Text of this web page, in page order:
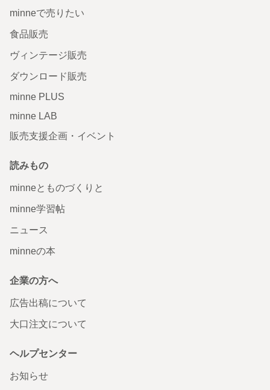
minneで売りたい
食品販売
ヴィンテージ販売
ダウンロード販売
minne PLUS
minne LAB
販売支援企画・イベント
読みもの
minneとものづくりと
minne学習帖
ニュース
minneの本
企業の方へ
広告出稿について
大口注文について
ヘルプセンター
お知らせ